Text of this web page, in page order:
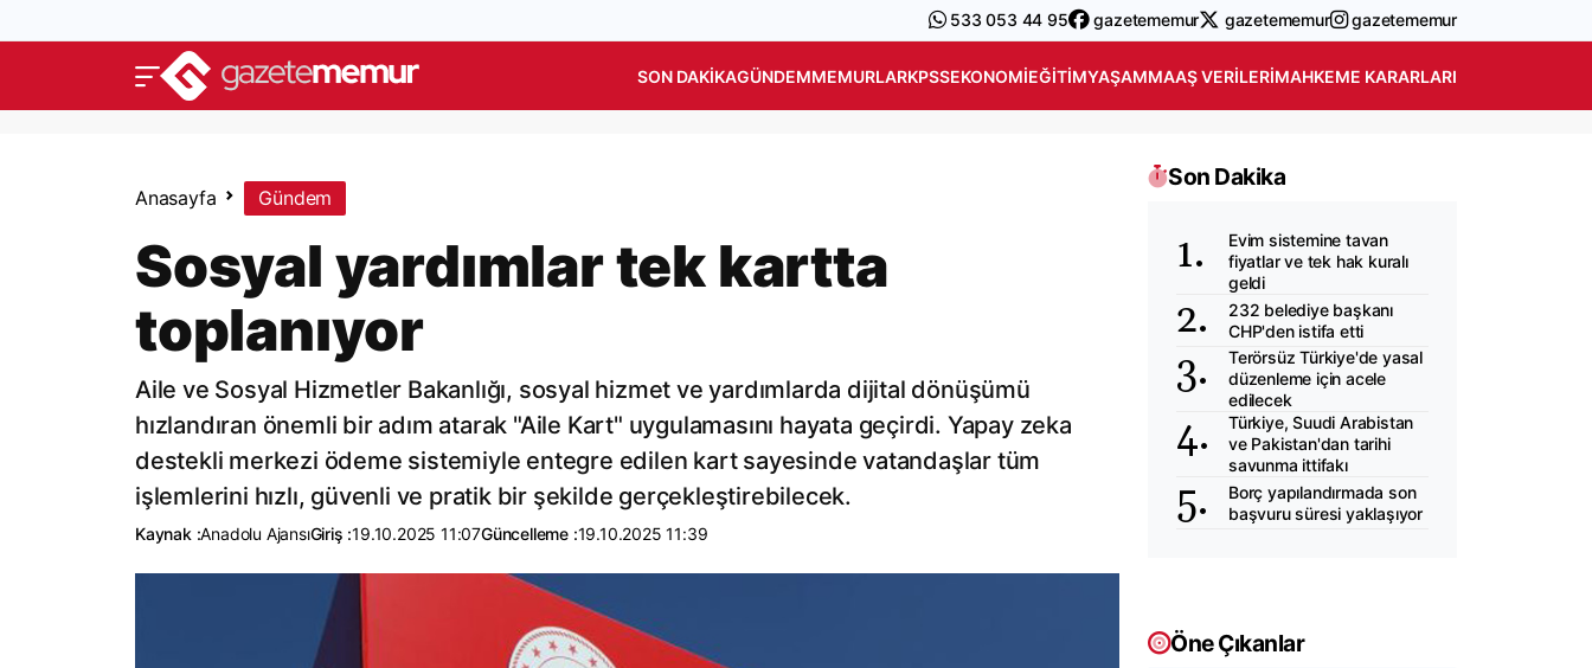
533 053 44 95 gazetememur gazetememur gazetememur
SON DAKIKAGÜNDEMMEMURLARKPSSEKONOMIEĞITIMYAŞAMMAAŞ VERILERIMAHKEME KARARLARI
Anasayfa Gündem
Sosyal yardımlar tek kartta
toplanıyor
Aile ve Sosyal Hizmetler Bakanlığı, sosyal hizmet ve yardımlarda dijital dönüşümü
hızlandıran önemli bir adım atarak "Aile Kart" uygulamasını hayata geçirdi. Yapay zeka
destekli merkezi ödeme sistemiyle entegre edilen kart sayesinde vatandaşlar tüm
işlemlerini hızlı, güvenli ve pratik bir şekilde gerçekleştirebilecek.
Kaynak :Anadolu AjansıGiriş :19.10.2025 11:07Güncelleme :19.10.2025 11:39
Son Dakika
Evim sistemine tavan
fiyatlar ve tek hak kuralı
geldi
232 belediye başkanı
CHP'den istifa etti
Terörsüz Türkiye'de yasal
düzenleme için acele
edilecek
Türkiye, Suudi Arabistan
ve Pakistan'dan tarihi
savunma ittifakı
Borç yapılandırmada son
başvuru süresi yaklaşıyor
Öne Çıkanlar